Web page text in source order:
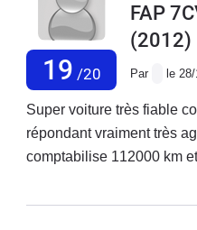
19 /20
FAP
(2012)
Par le
Super voiture très fiable
répondant vraiment très
comptabilise 112000 km